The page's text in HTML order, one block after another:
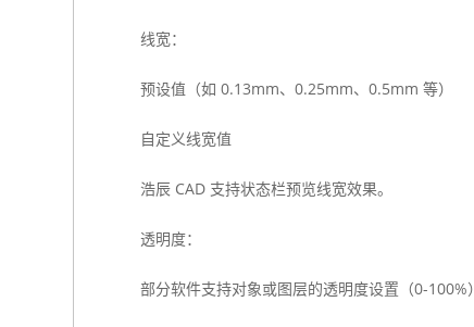
线宽：
预设值（如 0.13mm、0.25mm、0.5mm 等）
自定义线宽值
浩辰 CAD 支持状态栏预览线宽效果。
透明度：
部分软件支持对象或图层的透明度设置（0-100%）